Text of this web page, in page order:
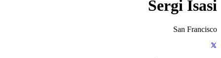
Sergi Isasi
San Francisco